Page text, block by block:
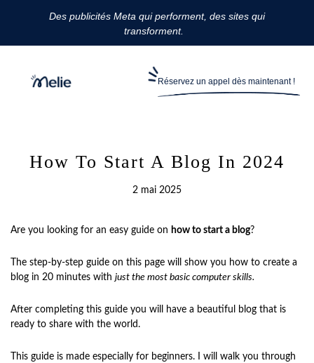
Des publicités Meta qui performent, des sites qui
transforment.
Réservez un appel dès maintenant !
How To Start A Blog In 2024
2 mai 2025
Are you looking for an easy guide on how to start a blog?
The step-by-step guide on this page will show you how to create a
blog in 20 minutes with just the most basic computer skills.
After completing this guide you will have a beautiful blog that is
ready to share with the world.
This guide is made especially for beginners. I will walk you through